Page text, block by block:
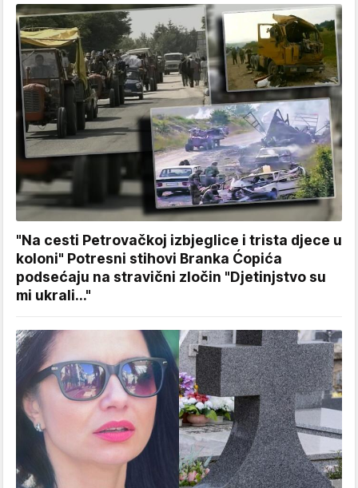
"Na cesti Petrovačkoj izbjeglice i trista djece u
koloni" Potresni stihovi Branka Ćopića
podsećaju na stravični zločin "Djetinjstvo su
mi ukrali..."